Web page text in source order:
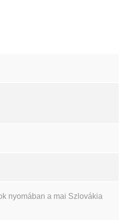
nyomában a mai Szlovákia